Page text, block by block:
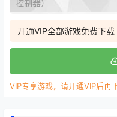
控制器）
开通VIP全部游戏免费下载
VIP专享游戏，请开通VIP后再